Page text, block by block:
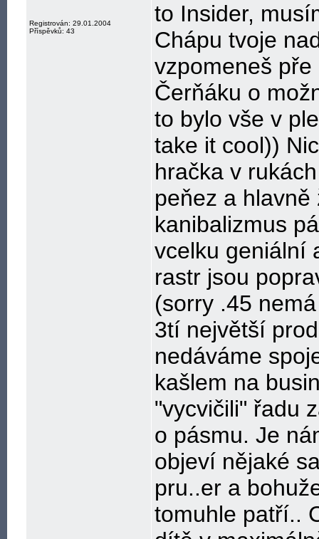
Registrován: 29.01.2004
Příspěvků: 43
to Insider,
Chápu tvoje
vzpomeneš
Čerňáku o
to bylo vše v
take it cool))
hračka v
peňez a
kanibalizmus
vcelku geniální
rastr jsou
(sorry .45
3tí největší
nedáváme
kašlem na
"vycvičili" řadu
o pásmu. Je
objeví nějaké
pru..er a
tomuhle patří..